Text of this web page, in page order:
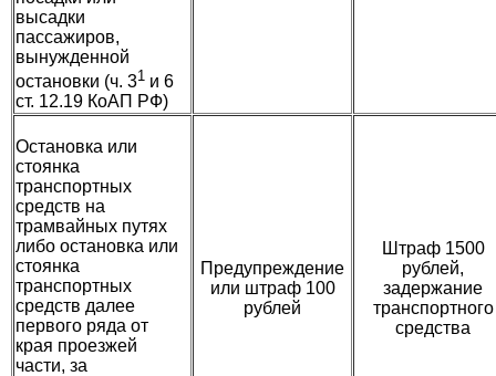
высадки
пассажиров,
вынужденной
остановки (ч. 31 и 6
ст. 12.19 КоАП РФ)
Остановка или
стоянка
транспортных
средств на
трамвайных путях
либо остановка или
стоянка
транспортных
средств далее
первого ряда от
края проезжей
части, за
Предупреждение
или штраф 100
рублей
Штраф 1500
рублей,
задержание
транспортного
средства